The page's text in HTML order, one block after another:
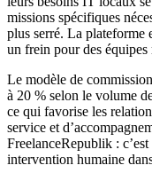
missions spécifiques
plus serré. La plateforme
un frein pour des équipes
Le modèle de
à 20 % selon le volume
ce qui favorise les
service et
FreelanceRepublik :
intervention humaine